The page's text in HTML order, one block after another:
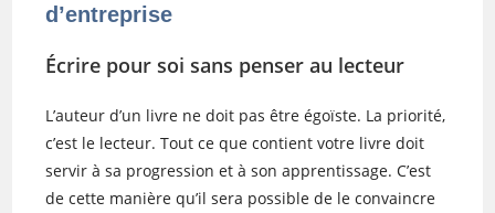
d’entreprise
Écrire pour soi sans penser au lecteur
L’auteur d’un livre ne doit pas être égoïste. La priorité,
c’est le lecteur. Tout ce que contient votre livre doit
servir à sa progression et à son apprentissage. C’est
de cette manière qu’il sera possible de le convaincre